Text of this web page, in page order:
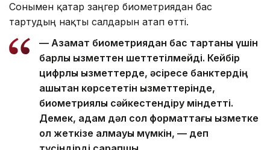
Сонымен қатар заңгер биометриядан бас
тартудың нақты салдарын атап өтті.
— Азамат биометриядан бас тартқаны үшін
барлық қызметтен шеттетілмейді. Кейбір
цифрлық қызметтерде, әсіресе банктердің
қашықтан көрсететін қызметтерінде,
биометриялық сәйкестендіру міндетті.
Демек, адам дәл сол форматтағы қызметке
қол жеткізе алмауы мүмкін, — деп